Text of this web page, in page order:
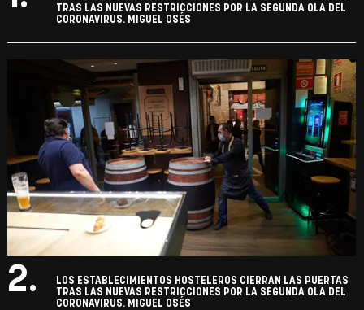
TRAS LAS NUEVAS RESTRICCIONES POR LA SEGUNDA OLA DEL
CORONAVIRUS. MIGUEL OSÉS
2.
LOS ESTABLECIMIENTOS HOSTELEROS CIERRAN LAS PUERTAS
TRAS LAS NUEVAS RESTRICCIONES POR LA SEGUNDA OLA DEL
CORONAVIRUS. MIGUEL OSÉS